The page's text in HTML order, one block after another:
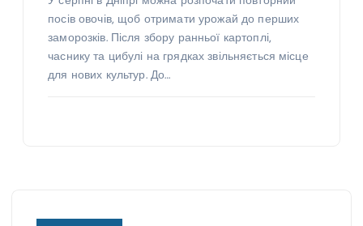
посів овочів, щоб отримати урожай до перших
заморозків. Після збору ранньої картоплі,
часнику та цибулі на грядках звільняється місце
для нових культур. До…